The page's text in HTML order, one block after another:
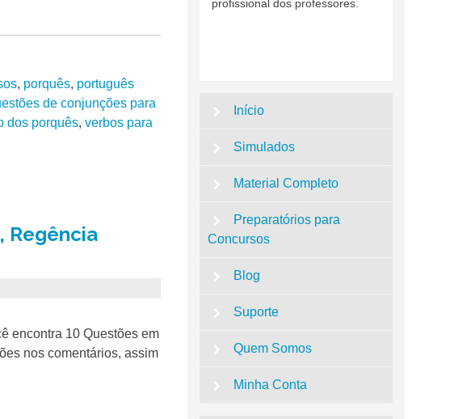
, porquês, português
de conjunções para
dos porquês, verbos para
Regência
encontra 10 Questões em
nos comentários, assim
profissional dos professores.
Início
Simulados
Material Completo
Preparatórios para
Concursos
Blog
Suporte
Quem Somos
Minha Conta